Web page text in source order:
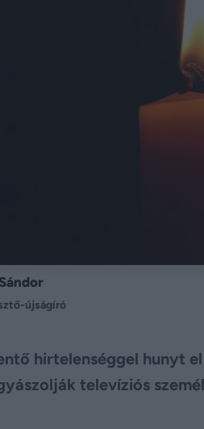
újságíró
hirtelenséggel hunyt
televíziós